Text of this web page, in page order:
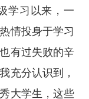
学习以来，一
情投身于学习
有过失败的辛
充分认识到，
大学生，这些